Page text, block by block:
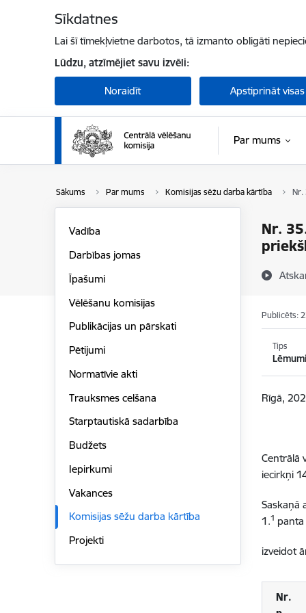
Sīkdatnes
Lai šī tīmekļvietne darbotos, tā izmanto obligāti
Lūdzu, atzīmējiet savu izvēli:
Noraidīt Apstiprināt visas
Par mums
Sākums Par mums Komisijas sēžu darba kārtība Nr.
Nr.
Vadība
Darbības jomas
Īpašumi
Vēlēšanu komisijas
Publikācijas un pārskati
Pētijumi
Normatīvie akti
Trauksmes celšana
Starptautiskā sadarbība
Budžets
Iepirkumi
Vakances
Komisijas sēžu darba kārtība
Projekti
Publicēts:
Tips
Lēmumi
Rīgā,
Centrālā
iecirkņi
Saskaņā
1.1
izveidot
Nr.